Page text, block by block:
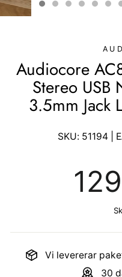
Audiocore
Stereo USB
3.5mm Jack
SKU: 51194 |
pris
Vi levererar
30